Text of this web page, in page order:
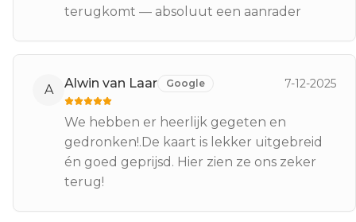
terugkomt — absoluut een aanrader
A Alwin van Laar Google 7-12-2025
We hebben er heerlijk gegeten en
gedronken!.De kaart is lekker uitgebreid
én goed geprijsd. Hier zien ze ons zeker
terug!